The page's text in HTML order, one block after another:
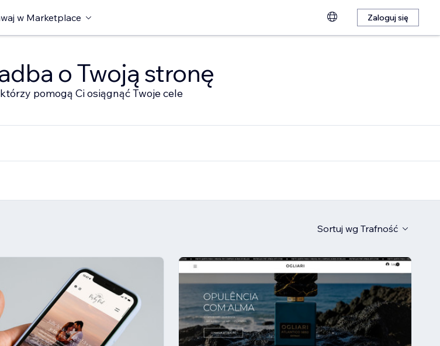
w Marketplace Zaloguj się
o Twoją stronę
pomogą Ci osiągnąć Twoje cele
Sortuj wg Trafność